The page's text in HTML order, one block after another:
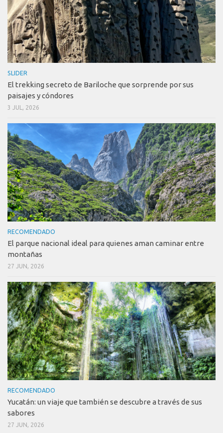
SLIDER
El trekking secreto de Bariloche que sorprende por sus
paisajes y cóndores
3 JUL, 2026
RECOMENDADO
El parque nacional ideal para quienes aman caminar entre
montañas
27 JUN, 2026
RECOMENDADO
Yucatán: un viaje que también se descubre a través de sus
sabores
27 JUN, 2026